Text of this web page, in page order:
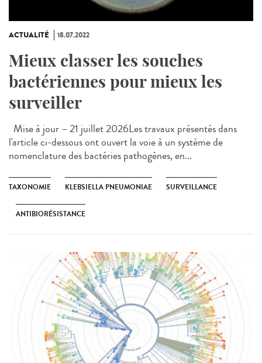
ACTUALITÉ 18.07.2022
Mieux classer les souches
bactériennes pour mieux les
surveiller
Mise à jour – 21 juillet 2026Les travaux présentés dans
l'article ci-dessous ont ouvert la voie à un système de
nomenclature des bactéries pathogènes, en...
TAXONOMIE KLEBSIELLA PNEUMONIAE SURVEILLANCE
ANTIBIORÉSISTANCE